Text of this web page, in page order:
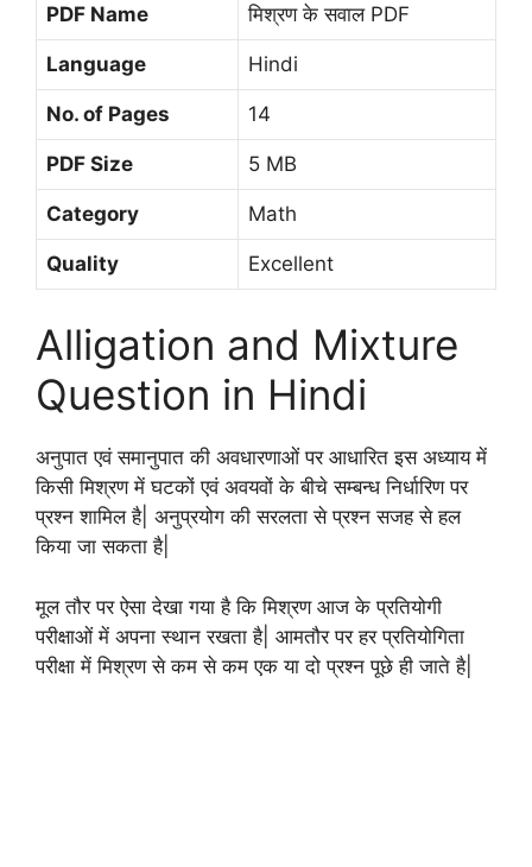
PDF Name मिश्रण के सवाल PDF
Language Hindi
No. of Pages 14
PDF Size 5 MB
Category Math
Quality Excellent
Alligation and Mixture
Question in Hindi
अनुपात एवं समानुपात की अवधारणाओं पर आधारित इस अध्याय में
किसी मिश्रण में घटकों एवं अवयवों के बीचे सम्बन्ध निर्धारिण पर
प्रश्न शामिल है| अनुप्रयोग की सरलता से प्रश्न सजह से हल
किया जा सकता है|
मूल तौर पर ऐसा देखा गया है कि मिश्रण आज के प्रतियोगी
परीक्षाओं में अपना स्थान रखता है| आमतौर पर हर प्रतियोगिता
परीक्षा में मिश्रण से कम से कम एक या दो प्रश्न पूछे ही जाते है|